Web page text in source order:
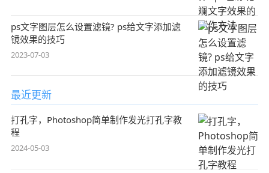
ps文字图层怎么设置滤镜? ps给文字添加滤
镜效果的技巧
2023-07-03
最近更新
打孔字，Photoshop简单制作发光打孔字教
程
2024-05-03